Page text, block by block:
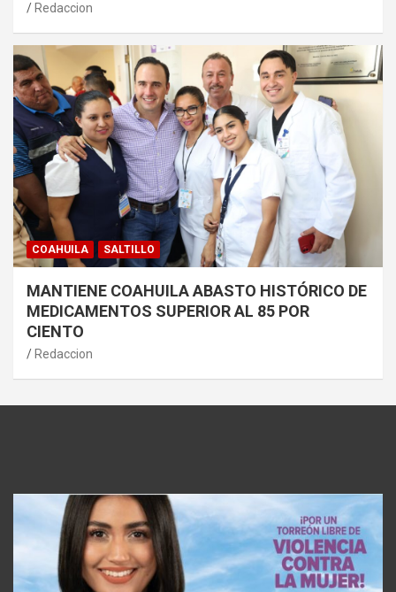
Redaccion
COAHUILA SALTILLO
MANTIENE COAHUILA ABASTO HISTÓRICO DE
MEDICAMENTOS SUPERIOR AL 85 POR
CIENTO
Redaccion